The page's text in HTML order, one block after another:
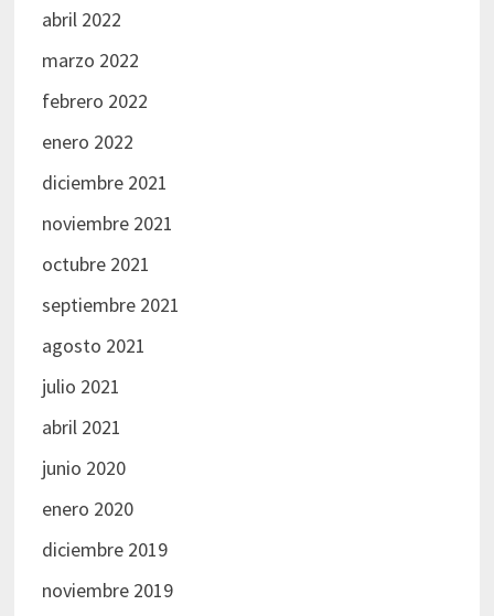
abril 2022
marzo 2022
febrero 2022
enero 2022
diciembre 2021
noviembre 2021
octubre 2021
septiembre 2021
agosto 2021
julio 2021
abril 2021
junio 2020
enero 2020
diciembre 2019
noviembre 2019